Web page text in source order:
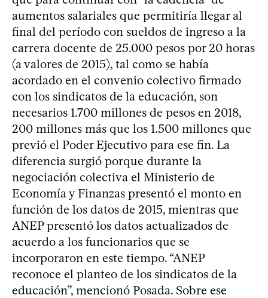
aumentos salariales que permitiría llegar al
final del período con sueldos de ingreso a la
carrera docente de 25.000 pesos por 20 horas
(a valores de 2015), tal como se había
acordado en el convenio colectivo firmado
con los sindicatos de la educación, son
necesarios 1.700 millones de pesos en 2018,
200 millones más que los 1.500 millones que
previó el Poder Ejecutivo para ese fin. La
diferencia surgió porque durante la
negociación colectiva el Ministerio de
Economía y Finanzas presentó el monto en
función de los datos de 2015, mientras que
ANEP presentó los datos actualizados de
acuerdo a los funcionarios que se
incorporaron en este tiempo. “ANEP
reconoce el planteo de los sindicatos de la
educación”, mencionó Posada. Sobre ese